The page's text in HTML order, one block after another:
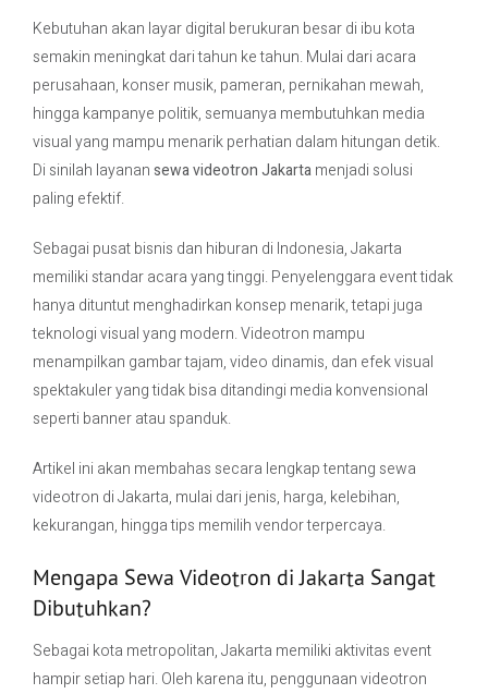
Project
Contact Us
Kebutuhan akan layar digital berukuran besar di ibu kota
semakin meningkat dari tahun ke tahun. Mulai dari acara
perusahaan, konser musik, pameran, pernikahan mewah,
hingga kampanye politik, semuanya membutuhkan media
visual yang mampu menarik perhatian dalam hitungan detik.
Di sinilah layanansewa videotron Jakartamenjadi solusi
paling efektif.
Sebagai pusat bisnis dan hiburan di Indonesia,Jakarta
memiliki standar acara yang tinggi. Penyelenggara event tidak
hanya dituntut menghadirkan konsep menarik, tetapi juga
teknologi visual yang modern. Videotron mampu
menampilkan gambar tajam, video dinamis, dan efek visual
spektakuler yang tidak bisa ditandingi media konvensional
seperti banner atau spanduk.
Artikel ini akan membahas secara lengkap tentang sewa
videotron di Jakarta, mulai dari jenis, harga, kelebihan,
kekurangan, hingga tips memilih vendor terpercaya.
Mengapa Sewa Videotron di Jakarta Sangat
Dibutuhkan?
Sebagai kota metropolitan, Jakarta memiliki aktivitas event
hampir setiap hari. Oleh karena itu, penggunaan videotron